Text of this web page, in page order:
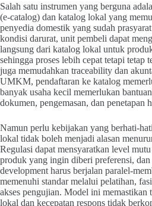
Salah satu instrumen yang berguna
(e-catalog) dan katalog lokal yang
penyedia domestik yang sudah
kondisi darurat, unit pembeli dapat
langsung dari katalog lokal untuk
sehingga proses lebih cepat tetapi tetap
juga memudahkan traceability dan
UMKM, pendaftaran ke katalog
banyak usaha kecil memerlukan
dokumen, pengemasan, dan penetapan
Namun perlu kebijakan yang berhati-
lokal tidak boleh menjadi alasan
Regulasi dapat mensyaratkan level
produk yang ingin diberi preferensi,
development harus berjalan paralel-
memenuhi standar melalui pelatihan,
akses pengujian. Model ini memastikan
lokal dan kecepatan respons tidak